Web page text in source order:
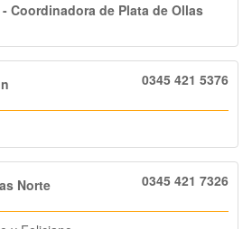
Coordinadora de Plata de Ollas
0345 421 5376
Norte 0345 421 7326